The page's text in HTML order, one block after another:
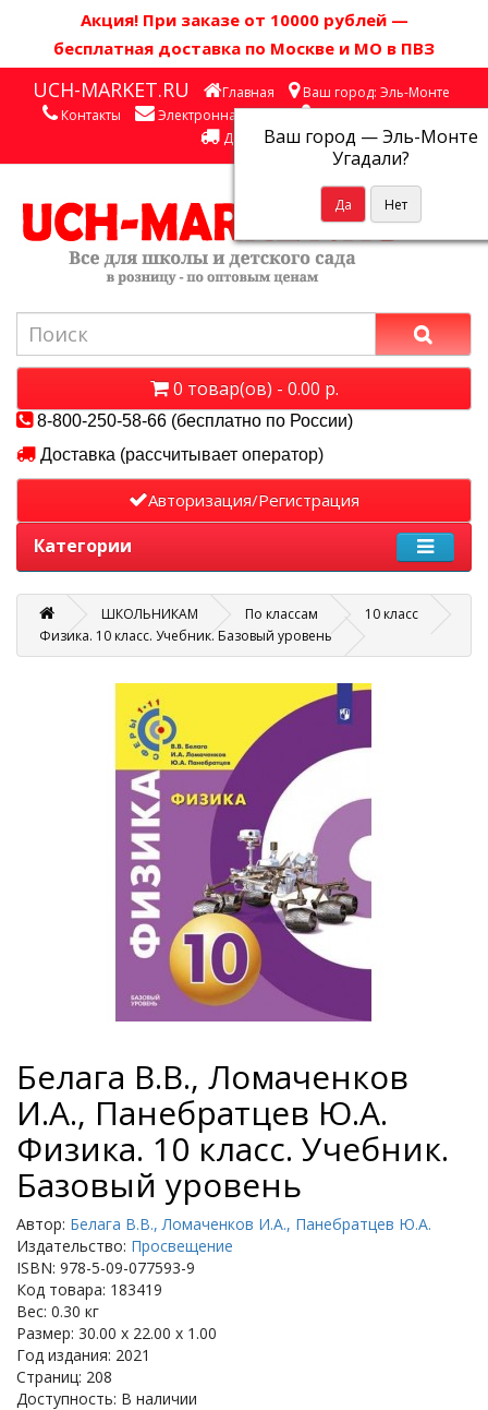
Акция! При заказе от 10000 рублей —
бесплатная доставка по Москве и МО в ПВЗ
UCH-MARKET.RU Главная Ваш город: Эль-Монте
Ваш город —Эль-Монте
Угадали?
Контакты Электронная почта
Личный кабинет
Доставка
0 товар(ов) - 0.00 р.
8-800-250-58-66 (бесплатно по России)
Доставка (рассчитывает оператор)
Авторизация/Регистрация
Категории
ШКОЛЬНИКАМ По классам
10 класс
Физика. 10 класс. Учебник. Базовый уровень
Белага В.В., Ломаченков
И.А., Панебратцев Ю.А.
Физика. 10 класс. Учебник.
Базовый уровень
Автор: Белага В.В., Ломаченков И.А., Панебратцев Ю.А.
Издательство: Просвещение
ISBN: 978-5-09-077593-9
Код товара: 183419
Вес: 0.30 кг
Размер: 30.00 x 22.00 x 1.00
Год издания: 2021
Страниц: 208
Доступность: В наличии